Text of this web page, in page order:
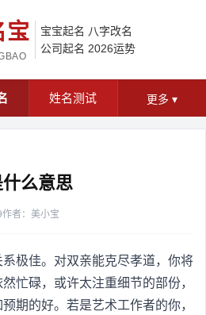
宝 宝宝起名 八字改名
公司起名 2026运势
姓名测试 更多 ▾
么意思
作者：美小宝
极佳。对双亲能克尽孝道，你将
忙碌，或许太注重细节的部份，
期的好。若是艺术工作者的你，